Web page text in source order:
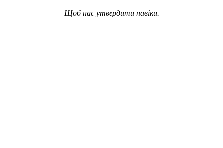
Щоб нас утвердити навіки.